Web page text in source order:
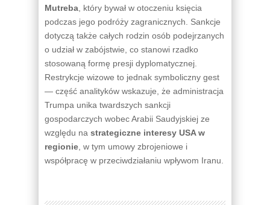
Mutreba , który bywał w otoczeniu księcia
podczas jego podróży zagranicznych. Sankcje
dotyczą także całych rodzin osób podejrzanych
o udział w zabójstwie, co stanowi rzadko
stosowaną formę presji dyplomatycznej.
Restrykcje wizowe to jednak symboliczny gest
— część analityków wskazuje, że administracja
Trumpa unika twardszych sankcji
gospodarczych wobec Arabii Saudyjskiej ze
względu na strategiczne interesy USA w
regionie , w tym umowy zbrojeniowe i
współpracę w przeciwdziałaniu wpływom Iranu.